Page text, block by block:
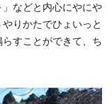
などと内心にやにや
りかたでひょいっと
すことができて、ち